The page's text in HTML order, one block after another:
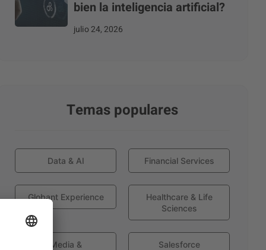
bien la inteligencia artificial?
julio 24, 2026
Temas populares
Data & AI Financial Services
Globant Experience
Healthcare & Life
Sciences
Media &
Salesforce